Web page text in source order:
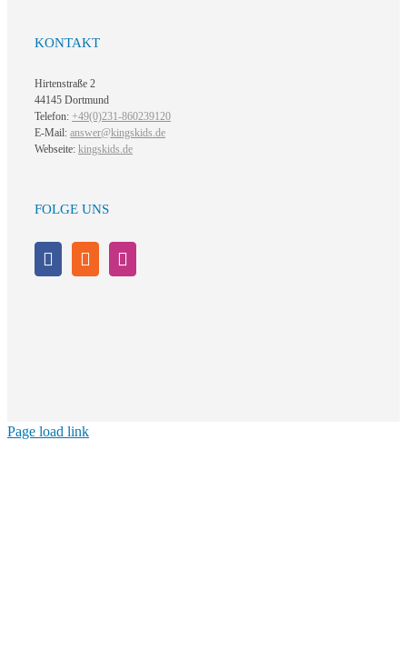
KONTAKT
Hirtenstraße 2
44145 Dortmund
Telefon: +49(0)231-860239120
E-Mail: answer@kingskids.de
Webseite: kingskids.de
FOLGE UNS
Page load link